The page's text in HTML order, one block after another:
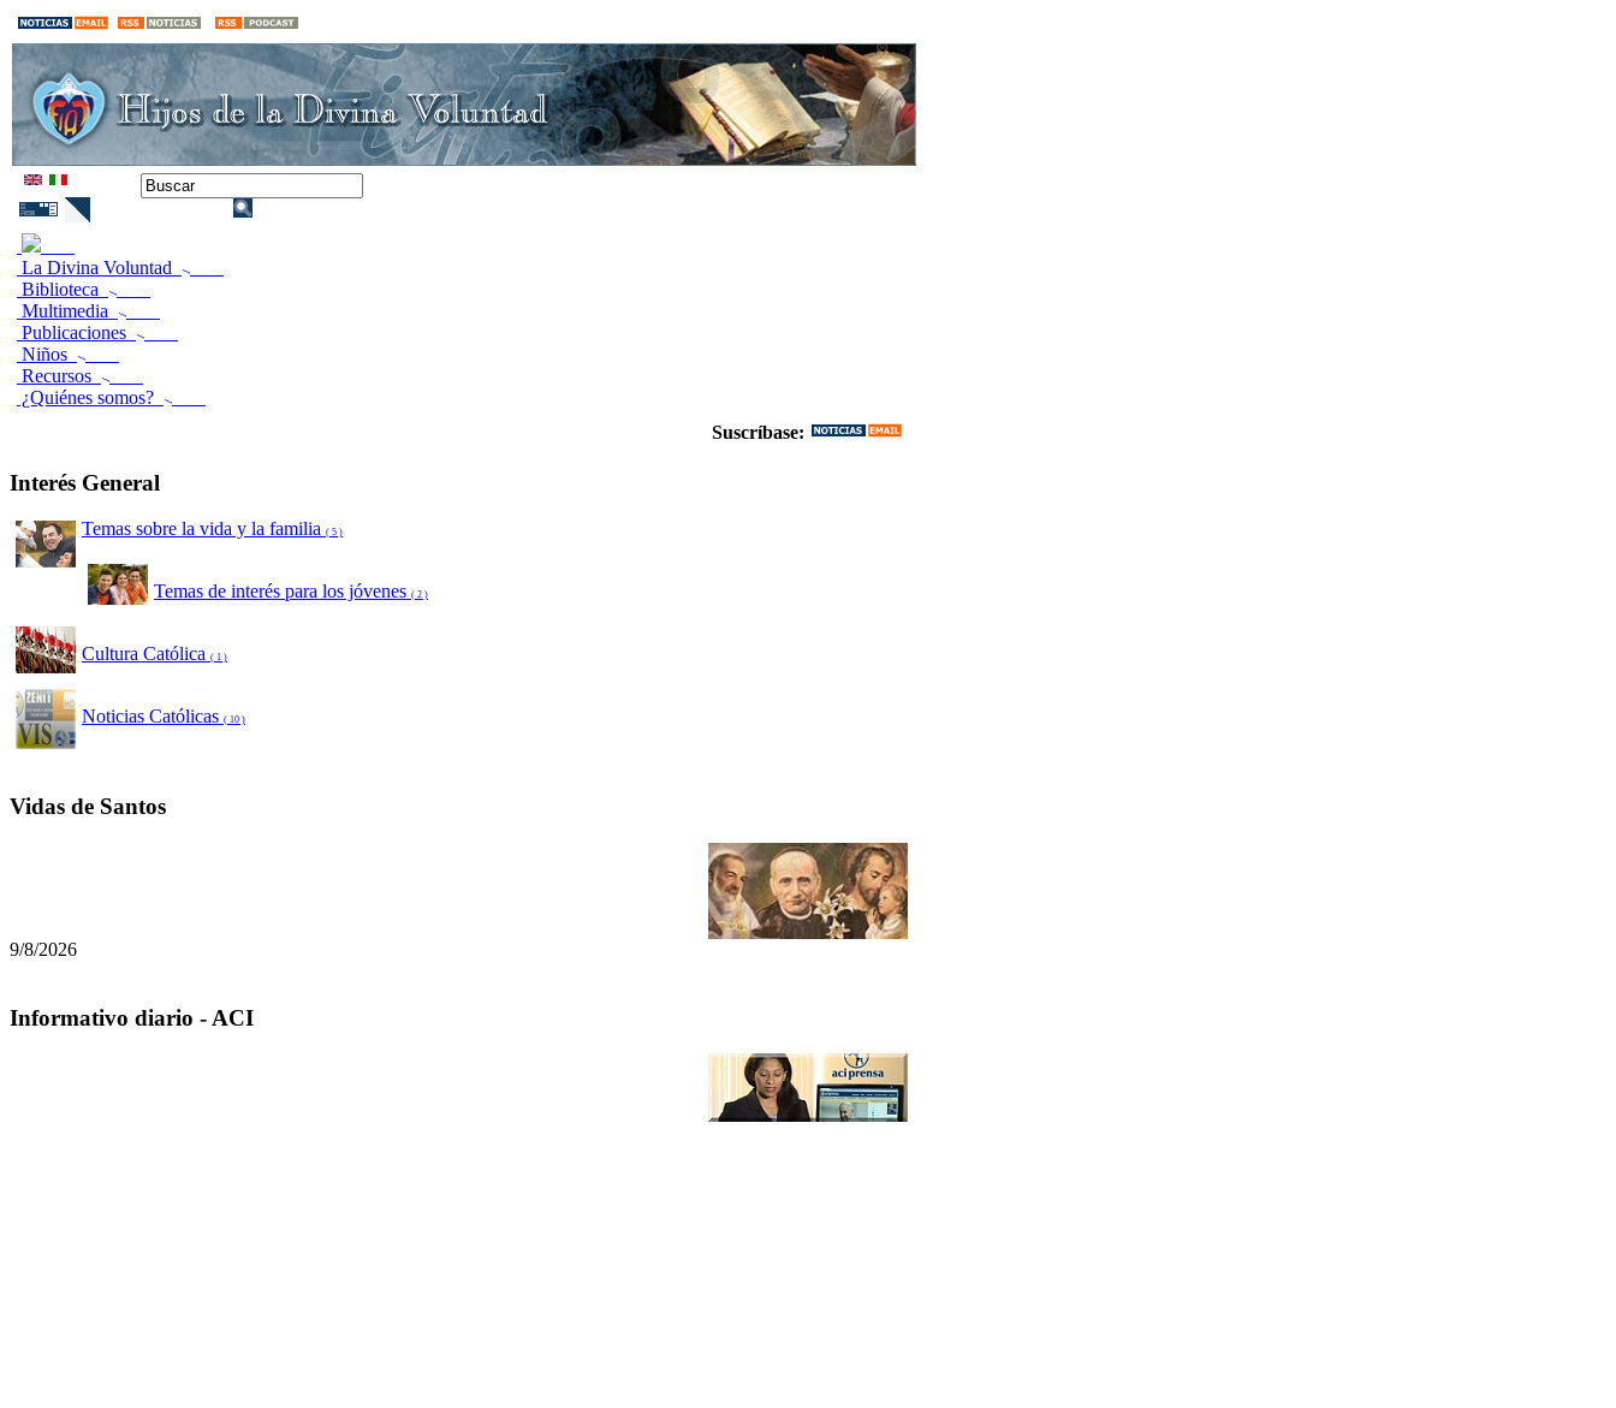
La Divina Voluntad
Biblioteca
Multimedia
Publicaciones
Niños
Recursos
¿Quiénes somos?
Suscríbase:
Interés General
Temas sobre la vida y la familia ( 5 )
Temas de interés para los jóvenes ( 2 )
Cultura Católica ( 1 )
Noticias Católicas ( 10 )
Vidas de Santos
9/8/2026
Informativo diario - ACI